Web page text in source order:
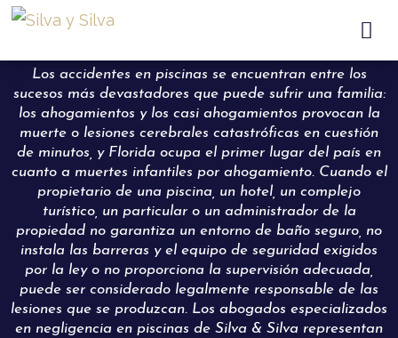

Los accidentes en piscinas se encuentran entre los
sucesos más devastadores que puede sufrir una familia:
los ahogamientos y los casi ahogamientos provocan la
muerte o lesiones cerebrales catastróficas en cuestión
de minutos, y Florida ocupa el primer lugar del país en
cuanto a muertes infantiles por ahogamiento. Cuando el
propietario de una piscina, un hotel, un complejo
turístico, un particular o un administrador de la
propiedad no garantiza un entorno de baño seguro, no
instala las barreras y el equipo de seguridad exigidos
por la ley o no proporciona la supervisión adecuada,
puede ser considerado legalmente responsable de las
lesiones que se produzcan. Los abogados especializados
en negligencia en piscinas de Silva & Silva representan